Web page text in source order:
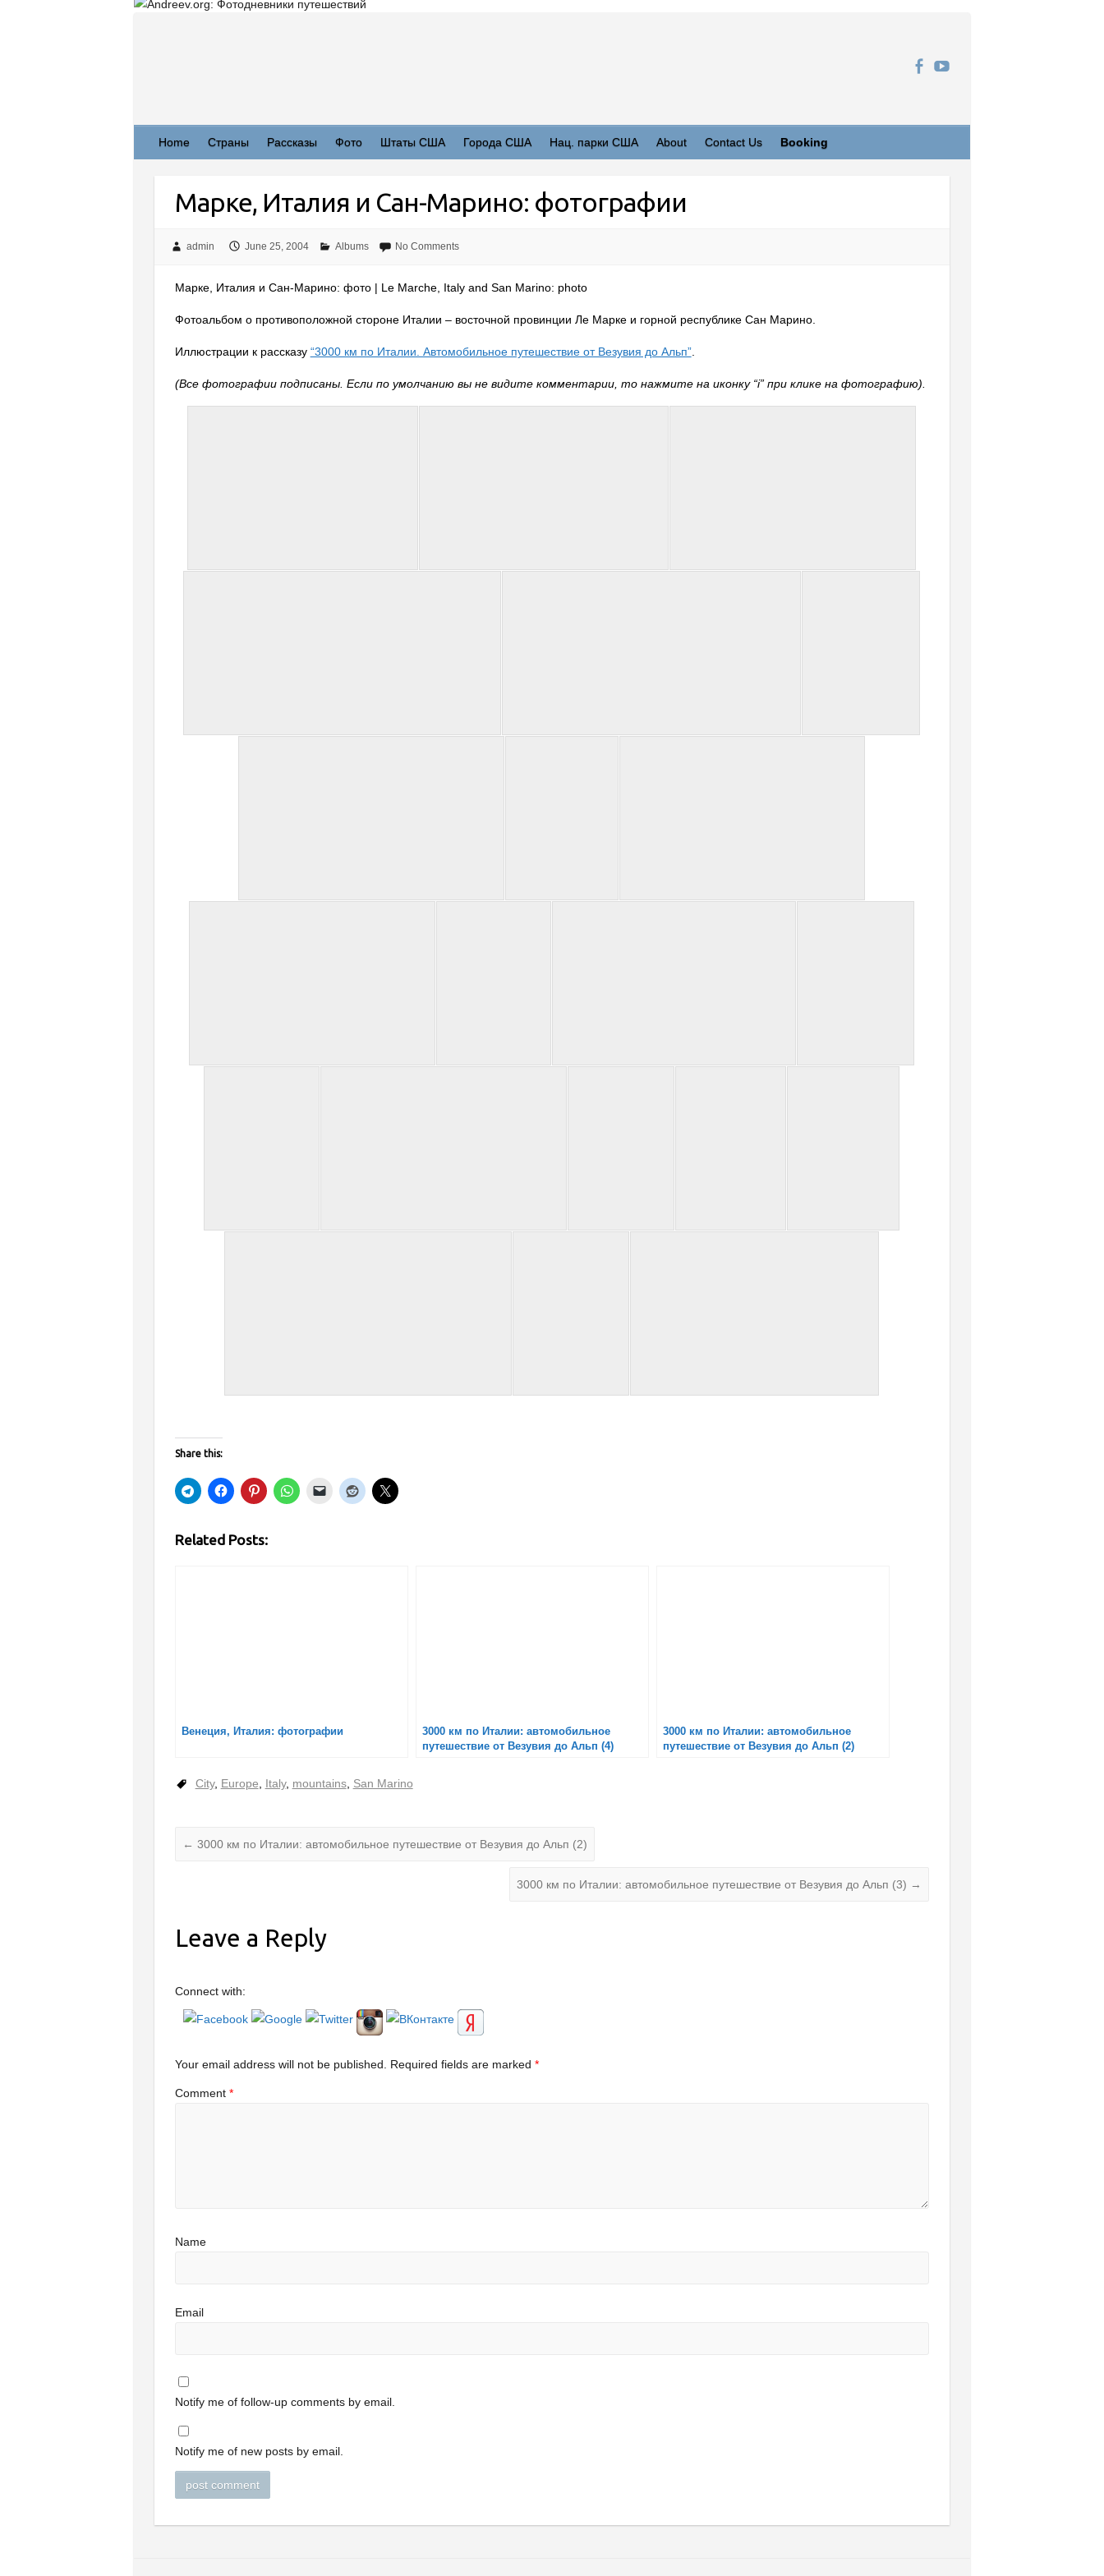
Home Страны Рассказы Фото Штаты США Города США Нац. парки США About Contact Us Booking
Марке, Италия и Сан-Марино: фотографии
admin June 25, 2004 Albums No Comments
Марке, Италия и Сан-Марино: фото | Le Marche, Italy and San Marino: photo
Фотоальбом о противоположной стороне Италии – восточной провинции Ле Марке и горной республике Сан Марино.
Иллюстрации к рассказу “3000 км по Италии. Автомобильное путешествие от Везувия до Альп”.
(Все фотографии подписаны. Если по умолчанию вы не видите комментарии, то нажмите на иконку “i” при клике на фотографию).
Share this:
Related Posts:
Венеция, Италия: фотографии
3000 км по Италии: автомобильное
путешествие от Везувия до Альп (4)
3000 км по Италии: автомобильное
путешествие от Везувия до Альп (2)
City, Europe Italy, mountains, San Marino
← 3000 км по Италии: автомобильное путешествие от Везувия до Альп (2)
3000 км по Италии: автомобильное путешествие от Везувия до Альп (3) →
Leave a Reply
Connect with:
Your email address will not be published. Required fields are marked *
Comment *
Name
Email
Notify me of follow-up comments by email.
Notify me of new posts by email.